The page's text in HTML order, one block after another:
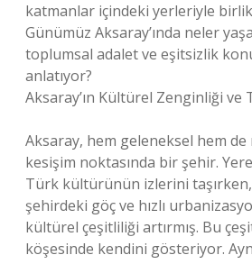
katmanlar içindeki yerleriyle
Günümüz Aksaray’ında neler
toplumsal adalet ve eşitsizlik
anlatıyor?
Aksaray’ın Kültürel Zenginliği ve
Aksaray, hem geleneksel hem de
kesişim noktasında bir şehir.
Türk kültürünün izlerini taşırken,
şehirdeki göç ve hızlı
kültürel çeşitliliği artırmış. Bu
köşesinde kendini gösteriyor.